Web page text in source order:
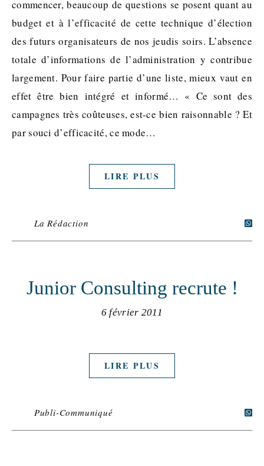
commencer, beaucoup de questions se posent quant au
budget et à l’efficacité de cette technique d’élection
des futurs organisateurs de nos jeudis soirs. L’absence
totale d’informations de l’administration y contribue
largement. Pour faire partie d’une liste, mieux vaut en
effet être bien intégré et informé… « Ce sont des
campagnes très coûteuses, est-ce bien raisonnable ? Et
par souci d’efficacité, ce mode…
LIRE PLUS
La Rédaction
Junior Consulting recrute !
6 février 2011
LIRE PLUS
Publi-Communiqué